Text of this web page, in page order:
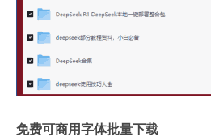
免费可商用字体批量下载